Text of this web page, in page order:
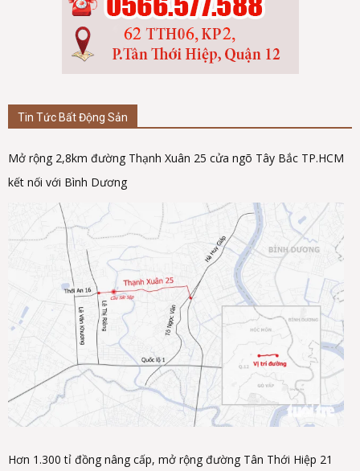
Tin Tức Bất Động Sản
Mở rộng 2,8km đường Thạnh Xuân 25 cửa ngõ Tây Bắc TP.HCM
kết nối với Bình Dương
Hơn 1.300 tỉ đồng nâng cấp, mở rộng đường Tân Thới Hiệp 21